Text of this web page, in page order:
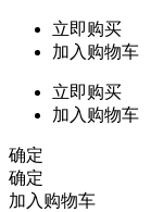
立即购买
加入购物车
立即购买
加入购物车
确定
确定
加入购物车